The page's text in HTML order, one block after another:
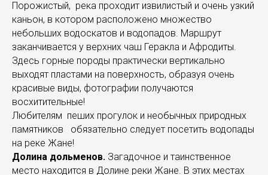
Порожистый, река проходит извилистый и очень узкий
каньон, в котором расположено множество
небольших водоскатов и водопадов. Маршрут
заканчивается у верхних чаш Геракла и Афродиты.
Здесь горные породы практически вертикально
выходят пластами на поверхность, образуя очень
красивые виды, фотографии получаются
восхитительные!
Любителям пеших прогулок и необычных природных
памятников обязательно следует посетить водопады
на реке Жане!
Долина дольменов. Загадочное и таинственное
место находится в Долине реки Жане. В этих местах